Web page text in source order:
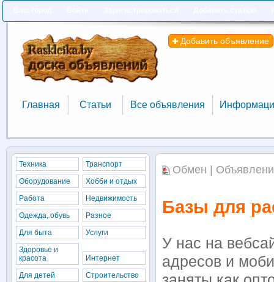
Добавить объявление
Главная
Главная
Статьи
Статьи
Все объявления
Все объявления
Обмен |
Базы для
У нас на
адресов и
Техника
Транспорт
Оборудование
Хобби и отдых
Работа
Недвижимость
Одежда, обувь
Разное
Для быта
Услуги
Здоровье и
красота
Интернет
Для детей
Строительство